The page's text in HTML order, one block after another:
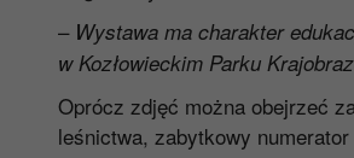
– Wystawa ma charakter
w Kozłowieckim Parku
Oprócz zdjęć można obejrzeć
leśnictwa, zabytkowy